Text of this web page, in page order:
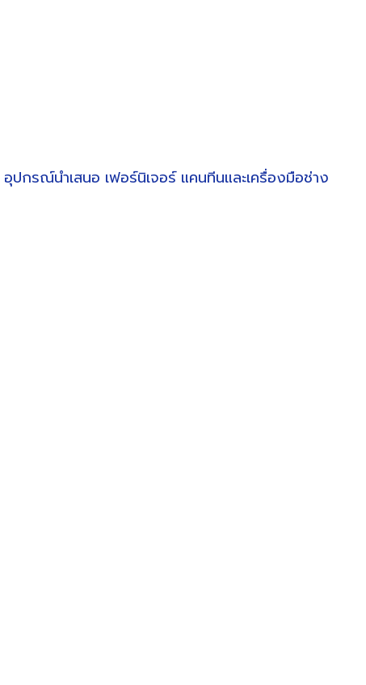
อุปกรณ์นำเสนอ เฟอร์นิเจอร์ แคนทีนและเครื่องมือช่าง